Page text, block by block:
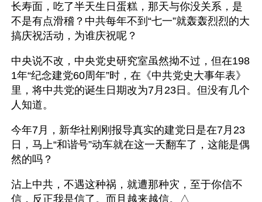
长寿面，吃了半天生日蛋糕，那天与你没关系，是
不是有点滑稽？中共每年不到“七一”就轰轰烈烈的大
搞庆祝活动，为谁庆祝呢？
中央说不改，中央党史研究室虽然拗不过，但在198
1年“纪念建党60周年”时，在《中共党史大事年表》
里，将中共党的诞生日期改为7月23日。但没有几个
人知道。
今年7月，新华社刚刚报导真实的建党日是在7月23
日，马上“和谐号”动车就在这一天翻车了，这能是偶
然的吗？
沾上中共，不遇这种祸，就遭那种灾，至于你信不
信，反正我是信了。而且越来越信。△